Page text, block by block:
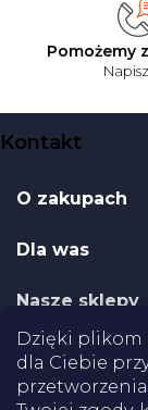
Dzięki plikom
dla Ciebie
Pomożemy
t
Kontakt
O zakupach
Dla was
Nasze sklepy
Dostawa